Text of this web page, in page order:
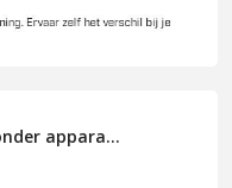
appara...